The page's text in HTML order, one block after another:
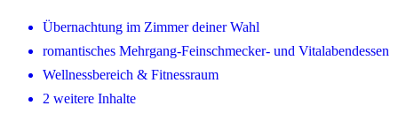
Übernachtung im Zimmer deiner Wahl
romantisches Mehrgang-Feinschmecker- und Vitalabendessen
Wellnessbereich & Fitnessraum
2 weitere Inhalte